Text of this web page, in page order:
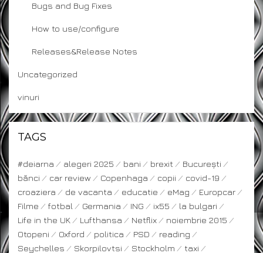
Bugs and Bug Fixes
How to use/configure
Releases&Release Notes
Uncategorized
vinuri
TAGS
#deiarna alegeri 2025 bani brexit
București
bănci
car review Copenhaga copii
covid-19
croaziera
de vacanta educatie eMag
Europcar
Filme
fotbal Germania ING ix55
la bulgari
Life in the UK
Lufthansa Netflix
noiembrie 2015
Otopeni
Oxford politica PSD
reading
Seychelles
Skorpilovtsi Stockholm taxi